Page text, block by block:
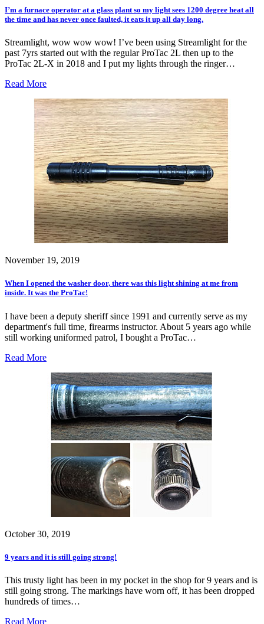
I’m a furnace operator at a glass plant so my light sees 1200 degree heat all
the time and has never once faulted, it eats it up all day long.
Streamlight, wow wow wow! I’ve been using Streamlight for the
past 7yrs started out with the regular ProTac 2L then up to the
ProTac 2L-X in 2018 and I put my lights through the ringer…
Read More
November 19, 2019
When I opened the washer door, there was this light shining at me from
inside. It was the ProTac!
I have been a deputy sheriff since 1991 and currently serve as my
department's full time, firearms instructor. About 5 years ago while
still working uniformed patrol, I bought a ProTac…
Read More
October 30, 2019
9 years and it is still going strong!
This trusty light has been in my pocket in the shop for 9 years and is
still going strong. The markings have worn off, it has been dropped
hundreds of times…
Read More